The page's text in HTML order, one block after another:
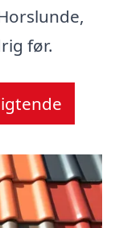
før.